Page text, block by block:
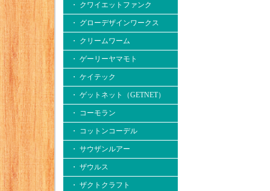
・ クワイエットファンク
・ グローデザインワークス
・ クリームワーム
・ ゲーリーヤマモト
・ ケイテック
・ ゲットネット（GETNET）
・ コーモラン
・ コットンコーデル
・ サウザンルアー
・ ザウルス
・ ザクトクラフト